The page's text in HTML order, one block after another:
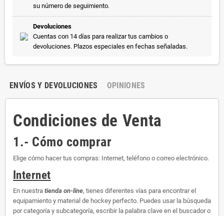
su número de seguimiento.
Devoluciones
Cuentas con 14 días para realizar tus cambios o
devoluciones. Plazos especiales en fechas señaladas.
ENVÍOS Y DEVOLUCIONES OPINIONES
Condiciones de Venta
1.- Cómo comprar
Elige cómo hacer tus compras: Internet, teléfono o correo electrónico.
Internet
En nuestra tienda on-line, tienes diferentes vías para encontrar el
equipamiento y material de hockey perfecto. Puedes usar la búsqueda
por categoría y subcategoría, escribir la palabra clave en el buscador o